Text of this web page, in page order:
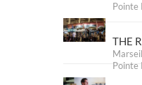
Pointe
THE
Pointe